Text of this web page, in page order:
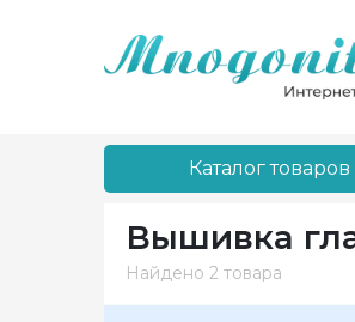
Каталог товаров
Вышивка
Найдено 2 товара